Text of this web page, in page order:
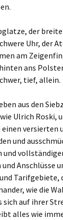
der breite
Uhr, der
am
ans
tief, allein.
aus den
Ulrich Roski,
versierten
und
und
Anschlüsse
Tarifgebiete,
wie die
sich auf ihrer
alles wie